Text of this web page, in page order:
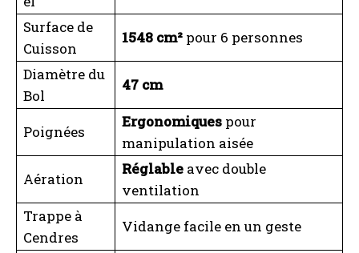
Surface de
Cuisson
1548 cm² pour 6 personnes
Diamètre du
Bol
47 cm
Poignées
Ergonomiques pour
manipulation aisée
Aération
Réglable avec double
ventilation
Trappe à
Cendres
Vidange facile en un geste